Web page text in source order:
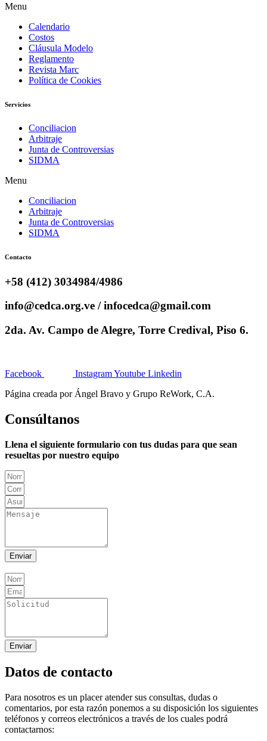
Menu
Calendario
Costos
Cláusula Modelo
Reglamento
Revista Marc
Política de Cookies
Servicios
Conciliacion
Arbitraje
Junta de Controversias
SIDMA
Menu
Conciliacion
Arbitraje
Junta de Controversias
SIDMA
Contacto
+58 (412) 3034984/4986
info@cedca.org.ve / infocedca@gmail.com
2da. Av. Campo de Alegre, Torre Credival, Piso 6.
Facebook InstagramYoutube Linkedin
Página creada por Ángel Bravo y Grupo ReWork, C.A.
Consúltanos
Llena el siguiente formulario con tus dudas para que sean
resueltas por nuestro equipo
Enviar
Enviar
Datos de contacto
Para nosotros es un placer atender sus consultas, dudas o
comentarios, por esta razón ponemos a su disposición los siguientes
teléfonos y correos electrónicos a través de los cuales podrá
contactarnos: